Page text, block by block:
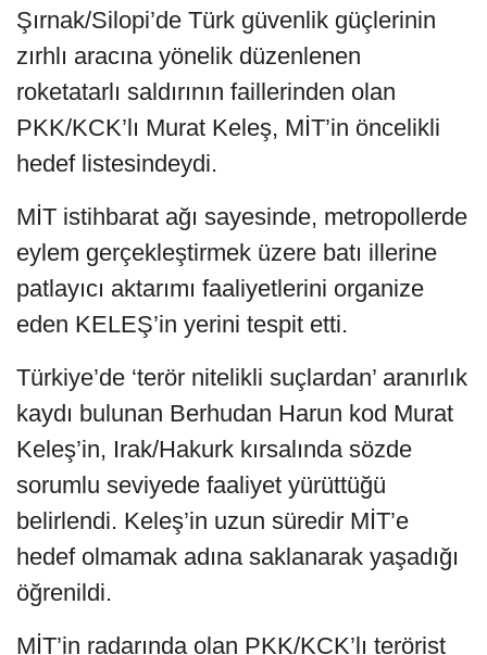
Şırnak/Silopi’de Türk güvenlik güçlerinin
zırhlı aracına yönelik düzenlenen
roketatarlı saldırının faillerinden olan
PKK/KCK’lı Murat Keleş, MİT’in öncelikli
hedef listesindeydi.
MİT istihbarat ağı sayesinde, metropollerde
eylem gerçekleştirmek üzere batı illerine
patlayıcı aktarımı faaliyetlerini organize
eden KELEŞ’in yerini tespit etti.
Türkiye’de ‘terör nitelikli suçlardan’ aranırlık
kaydı bulunan Berhudan Harun kod Murat
Keleş’in, Irak/Hakurk kırsalında sözde
sorumlu seviyede faaliyet yürüttüğü
belirlendi. Keleş’in uzun süredir MİT’e
hedef olmamak adına saklanarak yaşadığı
öğrenildi.
MİT’in radarında olan PKK/KCK’lı terörist